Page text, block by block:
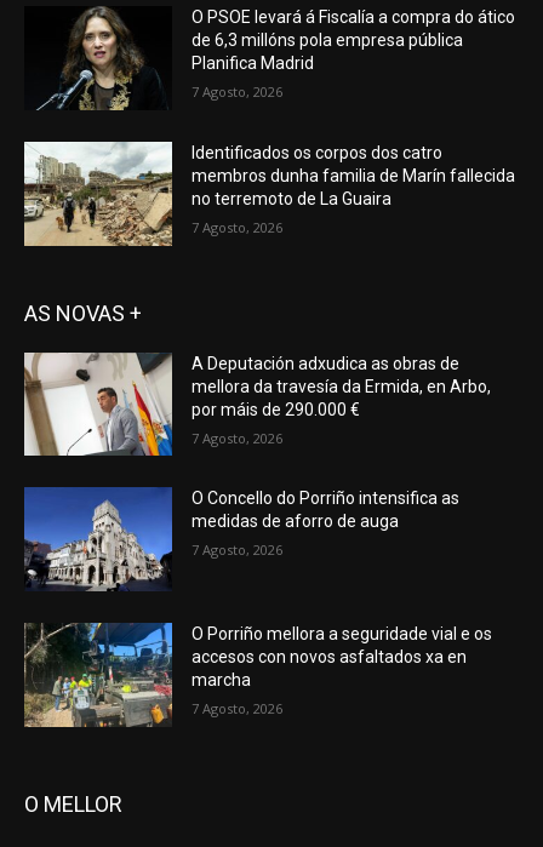
O PSOE levará á Fiscalía a compra do ático
de 6,3 millóns pola empresa pública
Planifica Madrid
7 Agosto, 2026
Identificados os corpos dos catro
membros dunha familia de Marín fallecida
no terremoto de La Guaira
7 Agosto, 2026
AS NOVAS +
A Deputación adxudica as obras de
mellora da travesía da Ermida, en Arbo,
por máis de 290.000 €
7 Agosto, 2026
O Concello do Porriño intensifica as
medidas de aforro de auga
7 Agosto, 2026
O Porriño mellora a seguridade vial e os
accesos con novos asfaltados xa en
marcha
7 Agosto, 2026
O MELLOR